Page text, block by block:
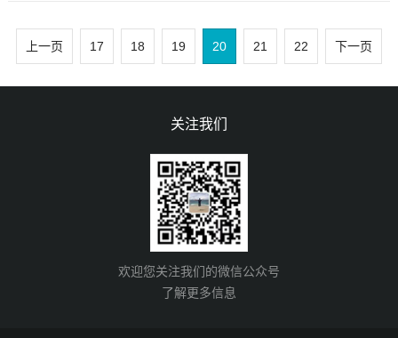
上一页 17 18 19 20 21 22 下一页
关注我们
欢迎您关注我们的微信公众号
了解更多信息